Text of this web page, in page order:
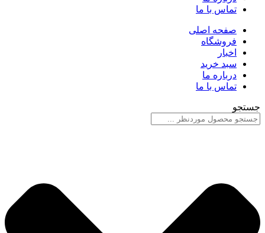
تماس با ما
صفحه اصلی
فروشگاه
اخبار
سبد خرید
درباره ما
تماس با ما
جستجو